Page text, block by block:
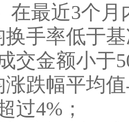
在最近3个月
手率低于
交金额小于
跌幅平均
过4%；